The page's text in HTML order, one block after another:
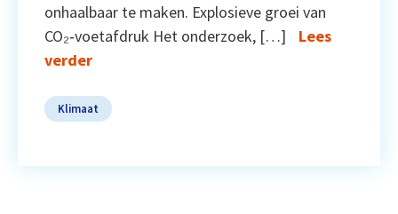
onhaalbaar te maken. Explosieve groei van
CO₂‑voetafdruk Het onderzoek, […]
Lees
verder
Klimaat